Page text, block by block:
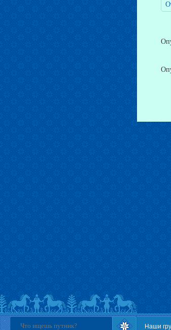
Наши